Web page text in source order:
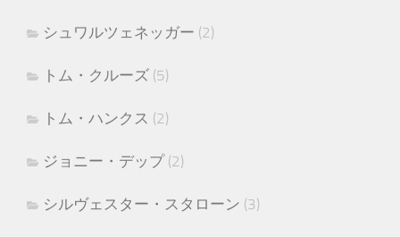
シュワルツェネッガー (2)
トム・クルーズ (5)
トム・ハンクス (2)
ジョニー・デップ(2)
シルヴェスター・スタローン (3)